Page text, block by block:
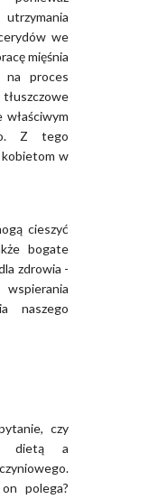
we
mięśnia
na proces
Z tego
kobietom w
cieszyć
bogate
zdrowia -
naszego
czy
dietą a
polega?